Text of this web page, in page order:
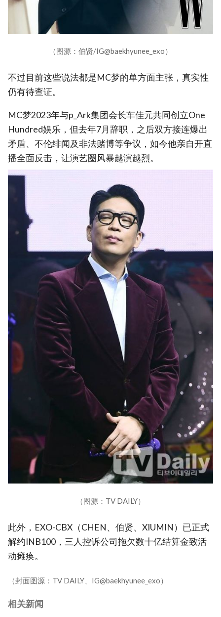
（图源：伯贤/IG@baekhyunee_exo）
不过目前这些说法都是MC梦的单方面主张，真实性
仍有待查证。
MC梦2023年与p_Ark集团会长车佳元共同创立One
Hundred娱乐，但去年7月辞职，之后双方接连爆出
矛盾、不伦绯闻及非法赌博等争议，如今他亲自开直
播全面反击，让演艺圈风暴越演越烈。
（图源：TV DAILY）
此外，EXO-CBX（CHEN、伯贤、XIUMIN）已正式
解约INB100，三人控诉公司拖欠数十亿结算金致活
动瘫痪。
（封面图源：TV DAILY、IG@baekhyunee_exo）
相关新闻